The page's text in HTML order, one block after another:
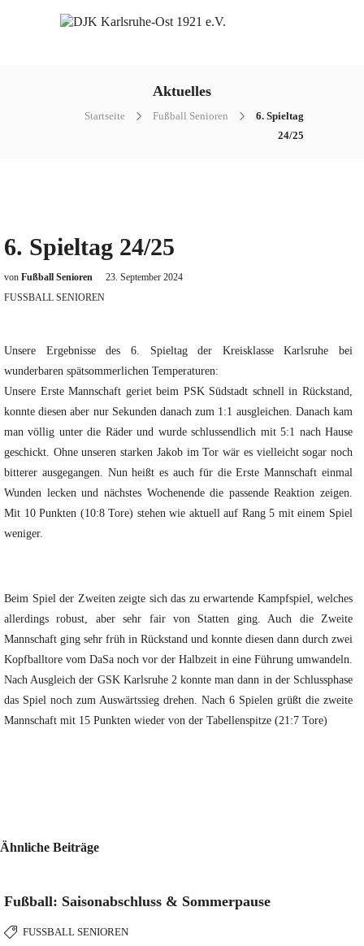
Aktuelles
Startseite Fußball Senioren
6. Spieltag
24/25
6. Spieltag 24/25
von Fußball Senioren
23. September 2024
FUSSBALL SENIOREN
Unsere Ergebnisse des 6. Spieltag der Kreisklasse Karlsruhe bei
wunderbaren spätsommerlichen Temperaturen:
Unsere Erste Mannschaft geriet beim PSK Südstadt schnell in Rückstand,
konnte diesen aber nur Sekunden danach zum 1:1 ausgleichen. Danach kam
man völlig unter die Räder und wurde schlussendlich mit 5:1 nach Hause
geschickt. Ohne unseren starken Jakob im Tor wär es vielleicht sogar noch
bitterer ausgegangen. Nun heißt es auch für die Erste Mannschaft einmal
Wunden lecken und nächstes Wochenende die passende Reaktion zeigen.
Mit 10 Punkten (10:8 Tore) stehen wie aktuell auf Rang 5 mit einem Spiel
weniger.
Beim Spiel der Zweiten zeigte sich das zu erwartende Kampfspiel, welches
allerdings robust, aber sehr fair von Statten ging. Auch die Zweite
Mannschaft ging sehr früh in Rückstand und konnte diesen dann durch zwei
Kopfballtore vom DaSa noch vor der Halbzeit in eine Führung umwandeln.
Nach Ausgleich der GSK Karlsruhe 2 konnte man dann in der Schlussphase
das Spiel noch zum Auswärtssieg drehen. Nach 6 Spielen grüßt die zweite
Mannschaft mit 15 Punkten wieder von der Tabellenspitze (21:7 Tore)
Ähnliche Beiträge
Fußball: Saisonabschluss & Sommerpause
FUSSBALL SENIOREN